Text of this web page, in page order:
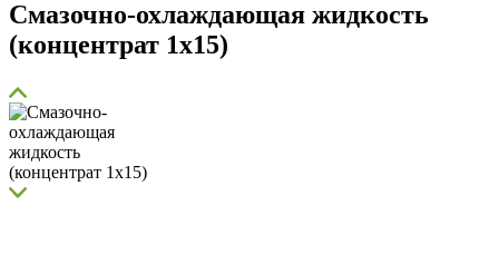
Смазочно-охлаждающая жидкость
(концентрат 1х15)